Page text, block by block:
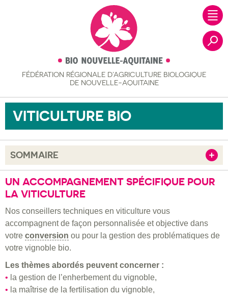
FÉDÉRATION RÉGIONALE D’AGRICULTURE BIOLOGIQUE
DE NOUVELLE-AQUITAINE
VITICULTURE BIO
SOMMAIRE
Accompagnement collectif
J’ai un projet en bio
Vidéos
UN ACCOMPAGNEMENT SPÉCIFIQUE POUR
LA VITICULTURE
Nos conseillers techniques en viticulture vous
accompagnent de façon personnalisée et objective dans
votre conversion ou pour la gestion des problématiques de
votre vignoble bio.
Les thèmes abordés peuvent concerner :
• la gestion de l’enherbement du vignoble,
• la maîtrise de la fertilisation du vignoble,